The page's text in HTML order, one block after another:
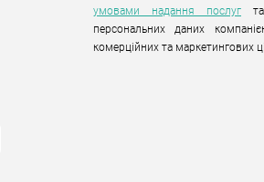
умовами надання послуг та обробкою своїх
персональних даних
комерційних та маркетингових